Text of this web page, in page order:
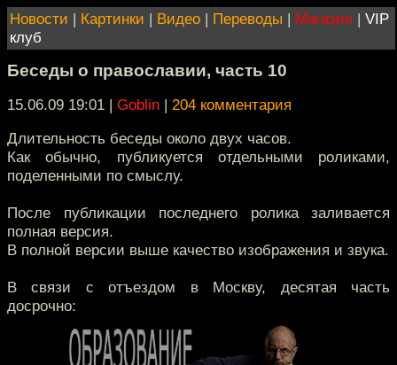
Новости | Картинки | Видео | Переводы | Магазин | VIP
клуб
Беседы о православии, часть 10
15.06.09 19:01 | Goblin | 204 комментария
Длительность беседы около двух часов.
Как обычно, публикуется отдельными роликами,
поделенными по смыслу.
После публикации последнего ролика заливается
полная версия.
В полной версии выше качество изображения и звука.
В связи с отъездом в Москву, десятая часть
досрочно: